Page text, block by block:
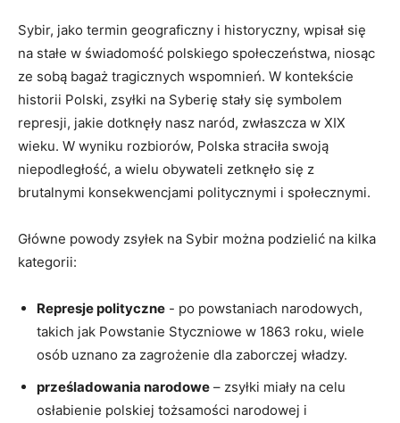
Sybir, jako termin geograficzny i ⁢historyczny, wpisał się
na stałe w ⁢świadomość polskiego społeczeństwa, niosąc
ze sobą⁤ bagaż tragicznych wspomnień. ⁢W kontekście
historii⁤ Polski, zsyłki na Syberię stały się⁢ symbolem
represji, jakie⁢ dotknęły​ nasz naród, zwłaszcza w XIX
‍wieku. W wyniku rozbiorów, Polska straciła swoją
niepodległość, ​a wielu obywateli zetknęło się z
brutalnymi konsekwencjami politycznymi i społecznymi.
Główne powody zsyłek‌ na Sybir można‌ podzielić ⁢na kilka
kategorii:
Represje polityczne ⁣- ⁣po powstaniach ‍narodowych,
takich jak Powstanie Styczniowe w‌ 1863 roku, ⁤wiele
osób uznano za ⁤zagrożenie dla zaborczej władzy.
prześladowania narodowe – zsyłki miały na celu
osłabienie polskiej tożsamości ‌narodowej i